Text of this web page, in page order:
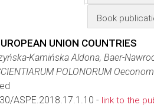
Book
UNION COUNTRIES
Kamińska Aldona, Baer-
POLONORUM
ASPE.2018.17.1.10 - link to the